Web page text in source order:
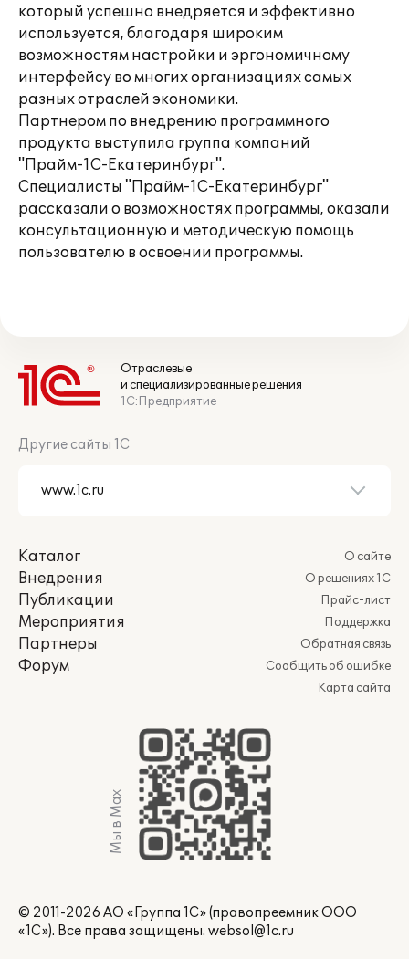
который успешно внедряется и эффективно
используется, благодаря широким
возможностям настройки и эргономичному
интерфейсу во многих организациях самых
разных отраслей экономики.
Партнером по внедрению программного
продукта выступила группа компаний
"Прайм-1С-Екатеринбург".
Специалисты "Прайм-1С-Екатеринбург"
рассказали о возможностях программы, оказали
консультационную и методическую помощь
пользователю в освоении программы.
Отраслевые
и специализированные решения
1С:Предприятие
Другие сайты 1С
Каталог
Внедрения
Публикации
Мероприятия
Партнеры
Форум
О сайте
О решениях 1С
Прайс-лист
Поддержка
Обратная связь
Сообщить об ошибке
Карта сайта
Мы в Max
© 2011-2026 АО «Группа 1С» (правопреемник ООО
«1С»). Все права защищены. websol@1c.ru